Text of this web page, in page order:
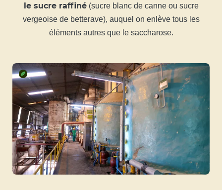
le sucre raffiné(sucre blanc de canne ou sucre
vergeoise de betterave), auquel on enlève tous les
éléments autres que le saccharose.